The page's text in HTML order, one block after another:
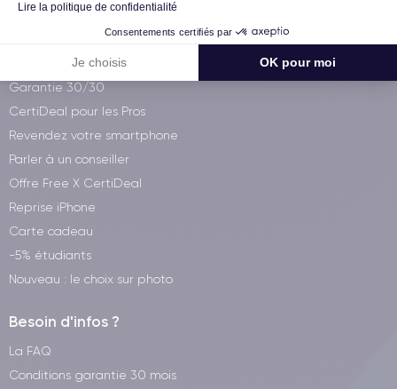
Lire la politique de confidentialité
Consentements certifiés par
Je choisis OK pour moi
Wikipedia
Services CertiDeal
Garantie 30/30
CertiDeal pour les Pros
Revendez votre smartphone
Parler à un conseiller
Offre Free X CertiDeal
Reprise iPhone
Carte cadeau
-5% étudiants
Nouveau : le choix sur photo
Besoin d'infos ?
La FAQ
Conditions garantie 30 mois